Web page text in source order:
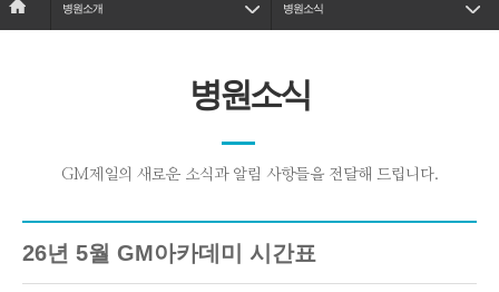
병원소개 병원소식
병원소식
GM제일의 새로운 소식과 알림 사항들을 전달해 드립니다.
26년 5월 GM아카데미 시간표